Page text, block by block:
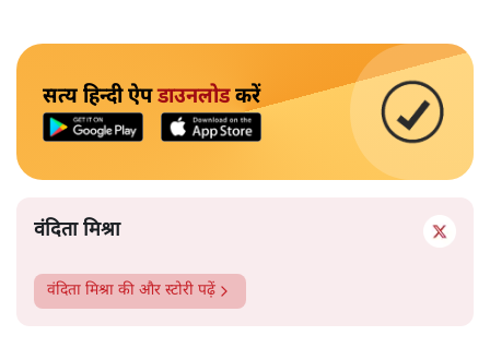
सत्य हिन्दी ऐपडाउनलोडकरें
वंदिता मिश्रा
वंदिता मिश्रा की और स्टोरी पढ़ें